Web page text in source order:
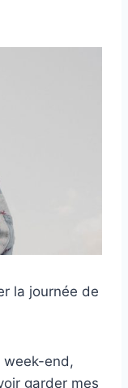
la journée de
week-end,
garder mes